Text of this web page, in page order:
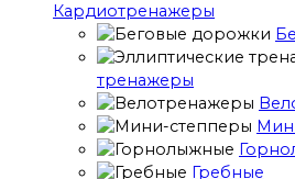
Кардиотренажеры
тренажеры
Гребные